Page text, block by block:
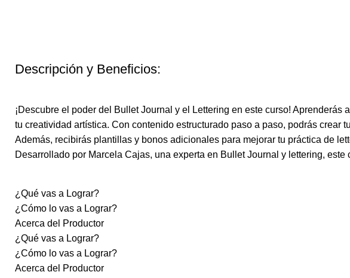
Descripción y Beneficios:
¡Descubre el poder del Bullet Journal y el Lettering en este curso!
tu creatividad artística. Con contenido estructurado paso a paso, podrás
Además, recibirás plantillas y bonos adicionales para mejorar tu práctica de
Desarrollado por Marcela Cajas, una experta en Bullet Journal y lettering,
¿Qué vas a Lograr?
¿Cómo lo vas a Lograr?
Acerca del Productor
¿Qué vas a Lograr?
¿Cómo lo vas a Lograr?
Acerca del Productor